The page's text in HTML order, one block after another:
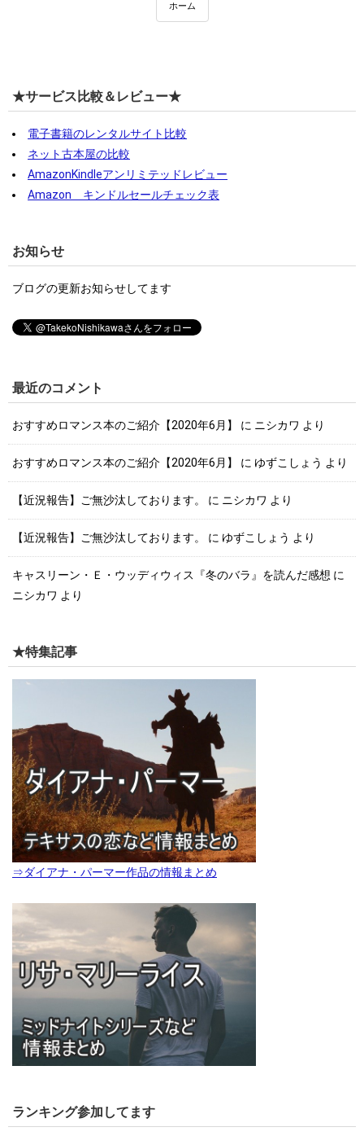
ホーム
★サービス比較＆レビュー★
電子書籍のレンタルサイト比較
ネット古本屋の比較
AmazonKindleアンリミテッドレビュー
Amazon キンドルセールチェック表
お知らせ
ブログの更新お知らせしてます
最近のコメント
おすすめロマンス本のご紹介【2020年6月】 に ニシカワ より
おすすめロマンス本のご紹介【2020年6月】 に ゆずこしょう より
【近況報告】ご無沙汰しております。 に ニシカワ より
【近況報告】ご無沙汰しております。 に ゆずこしょう より
キャスリーン・Ｅ・ウッディウィス『冬のバラ』を読んだ感想 に
ニシカワ より
★特集記事
⇒ダイアナ・パーマー作品の情報まとめ
ランキング参加してます